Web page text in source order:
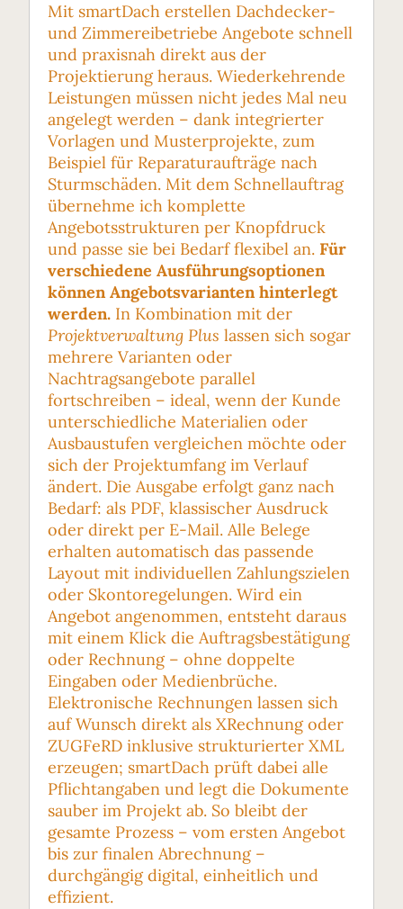
Mit smartDach erstellen Dachdecker-
und Zimmereibetriebe Angebote schnell
und praxisnah direkt aus der
Projektierung heraus. Wiederkehrende
Leistungen müssen nicht jedes Mal neu
angelegt werden – dank integrierter
Vorlagen und Musterprojekte, zum
Beispiel für Reparaturaufträge nach
Sturmschäden. Mit dem Schnellauftrag
übernehme ich komplette
Angebotsstrukturen per Knopfdruck
und passe sie bei Bedarf flexibel an. Für
verschiedene Ausführungsoptionen
können Angebotsvarianten hinterlegt
werden. In Kombination mit der
Projektverwaltung Plus lassen sich sogar
mehrere Varianten oder
Nachtragsangebote parallel
fortschreiben – ideal, wenn der Kunde
unterschiedliche Materialien oder
Ausbaustufen vergleichen möchte oder
sich der Projektumfang im Verlauf
ändert. Die Ausgabe erfolgt ganz nach
Bedarf: als PDF, klassischer Ausdruck
oder direkt per E-Mail. Alle Belege
erhalten automatisch das passende
Layout mit individuellen Zahlungszielen
oder Skontoregelungen. Wird ein
Angebot angenommen, entsteht daraus
mit einem Klick die Auftragsbestätigung
oder Rechnung – ohne doppelte
Eingaben oder Medienbrüche.
Elektronische Rechnungen lassen sich
auf Wunsch direkt als XRechnung oder
ZUGFeRD inklusive strukturierter XML
erzeugen; smartDach prüft dabei alle
Pflichtangaben und legt die Dokumente
sauber im Projekt ab. So bleibt der
gesamte Prozess – vom ersten Angebot
bis zur finalen Abrechnung –
durchgängig digital, einheitlich und
effizient.